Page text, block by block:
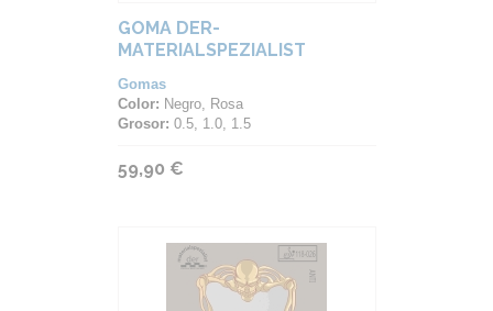
GOMA DER-
MATERIALSPEZIALIST
Gomas
Color: Negro, Rosa
Grosor: 0.5, 1.0, 1.5
59,90 €